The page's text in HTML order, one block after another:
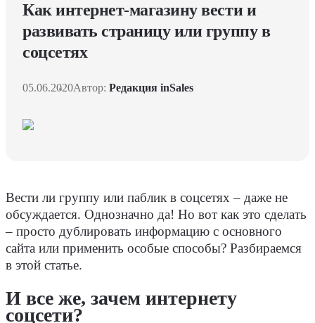
Как интернет-магазину вести и
развивать страницу или группу в
соцсетях
05.06.2020Автор: Редакция inSales
Вести ли группу или паблик в соцсетях – даже не
обсуждается. Однозначно да! Но вот как это сделать
– просто дублировать информацию с основного
сайта или применить особые способы? Разбираемся
в этой статье.
И все же, зачем интернету
соцсети?